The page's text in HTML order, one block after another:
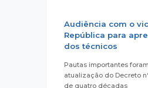
Audiência com o
República para
dos técnicos
Pautas importantes
atualização do Decreto
de quatro décadas